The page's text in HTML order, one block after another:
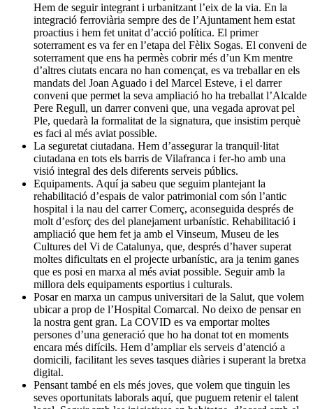
Hem de seguir integrant i urbanitzant l’eix de la via. En la
integració ferroviària sempre des de l’Ajuntament hem estat
proactius i hem fet unitat d’acció política. El primer
soterrament es va fer en l’etapa del Fèlix Sogas. El conveni de
soterrament que ens ha permès cobrir més d’un Km mentre
d’altres ciutats encara no han començat, es va treballar en els
mandats del Joan Aguado i del Marcel Esteve, i el darrer
conveni que permet la seva ampliació ho ha treballat l’Alcalde
Pere Regull, un darrer conveni que, una vegada aprovat pel
Ple, quedarà la formalitat de la signatura, que insistim perquè
es faci al més aviat possible.
La seguretat ciutadana. Hem d’assegurar la tranquil·litat
ciutadana en tots els barris de Vilafranca i fer-ho amb una
visió integral des dels diferents serveis públics.
Equipaments. Aquí ja sabeu que seguim plantejant la
rehabilitació d’espais de valor patrimonial com són l’antic
hospital i la nau del carrer Comerç, aconseguida després de
molt d’esforç des del planejament urbanístic. Rehabilitació i
ampliació que hem fet ja amb el Vinseum, Museu de les
Cultures del Vi de Catalunya, que, després d’haver superat
moltes dificultats en el projecte urbanístic, ara ja tenim ganes
que es posi en marxa al més aviat possible. Seguir amb la
millora dels equipaments esportius i culturals.
Posar en marxa un campus universitari de la Salut, que volem
ubicar a prop de l’Hospital Comarcal. No deixo de pensar en
la nostra gent gran. La COVID es va emportar moltes
persones d’una generació que ho ha donat tot en moments
encara més difícils. Hem d’ampliar els serveis d’atenció a
domicili, facilitant les seves tasques diàries i superant la bretxa
digital.
Pensant també en els més joves, que volem que tinguin les
seves oportunitats laborals aquí, que puguem retenir el talent